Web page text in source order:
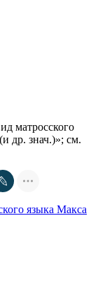
матросского
др. знач.)»; см.
языка Макса